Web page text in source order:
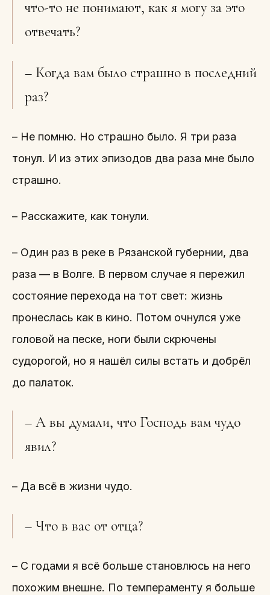
что-то не понимают, как я могу за это
отвечать?
– Когда вам было страшно в последний
раз?
– Не помню. Но страшно было. Я три раза
тонул. И из этих эпизодов два раза мне было
страшно.
– Расскажите, как тонули.
– Один раз в реке в Рязанской губернии, два
раза — в Волге. В первом случае я пережил
состояние перехода на тот свет: жизнь
пронеслась как в кино. Потом очнулся уже
головой на песке, ноги были скрючены
судорогой, но я нашёл силы встать и добрёл
до палаток.
– А вы думали, что Господь вам чудо
явил?
– Да всё в жизни чудо.
– Что в вас от отца?
– С годами я всё больше становлюсь на него
похожим внешне. По темпераменту я больше